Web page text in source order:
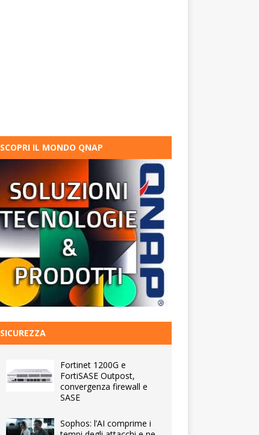
SCOPRI IL MONDO QNAP
SICUREZZA
Fortinet 1200G e
FortiSASE Outpost,
convergenza firewall e
SASE
Sophos: l’AI comprime i